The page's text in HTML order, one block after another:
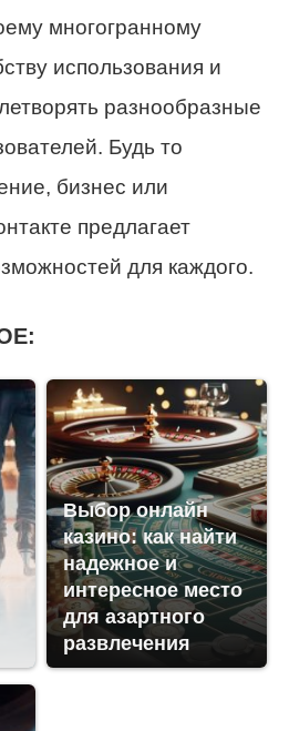
многогранному
использования и
разнообразные
Будь то
бизнес или
предлагает
для каждого.
Выбор онлайн
казино: как найти
надежное и
интересное место
для азартного
развлечения